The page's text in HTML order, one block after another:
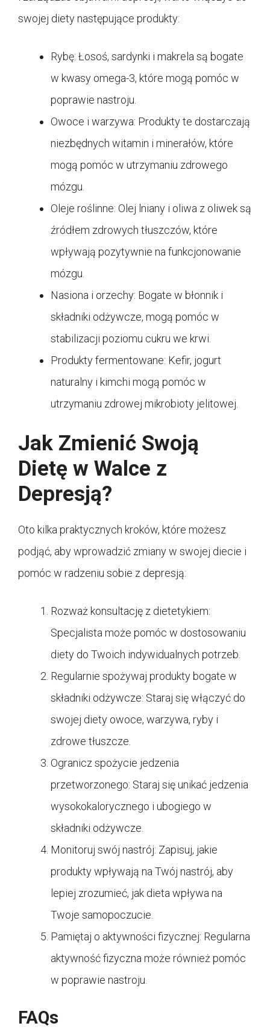
swojej diety następujące produkty:
Rybę: Łosoś, sardynki i makrela są bogate
w kwasy omega-3, które mogą pomóc w
poprawie nastroju.
Owoce i warzywa: Produkty te dostarczają
niezbędnych witamin i minerałów, które
mogą pomóc w utrzymaniu zdrowego
mózgu.
Oleje roślinne: Olej lniany i oliwa z oliwek są
źródłem zdrowych tłuszczów, które
wpływają pozytywnie na funkcjonowanie
mózgu.
Nasiona i orzechy: Bogate w błonnik i
składniki odżywcze, mogą pomóc w
stabilizacji poziomu cukru we krwi.
Produkty fermentowane: Kefir, jogurt
naturalny i kimchi mogą pomóc w
utrzymaniu zdrowej mikrobioty jelitowej.
Jak Zmienić Swoją
Dietę w Walce z
Depresją?
Oto kilka praktycznych kroków, które możesz
podjąć, aby wprowadzić zmiany w swojej diecie i
pomóc w radzeniu sobie z depresją:
Rozważ konsultację z dietetykiem:
Specjalista może pomóc w dostosowaniu
diety do Twoich indywidualnych potrzeb.
Regularnie spożywaj produkty bogate w
składniki odżywcze: Staraj się włączyć do
swojej diety owoce, warzywa, ryby i
zdrowe tłuszcze.
Ogranicz spożycie jedzenia
przetworzonego: Staraj się unikać jedzenia
wysokokalorycznego i ubogiego w
składniki odżywcze.
Monitoruj swój nastrój: Zapisuj, jakie
produkty wpływają na Twój nastrój, aby
lepiej zrozumieć, jak dieta wpływa na
Twoje samopoczucie.
Pamiętaj o aktywności fizycznej: Regularna
aktywność fizyczna może również pomóc
w poprawie nastroju.
FAQs